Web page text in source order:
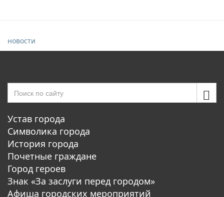
новости
Устав города
Символика города
История города
Почетные граждане
Город героев
Знак «За заслуги перед городом»
Афиша городских мероприятий